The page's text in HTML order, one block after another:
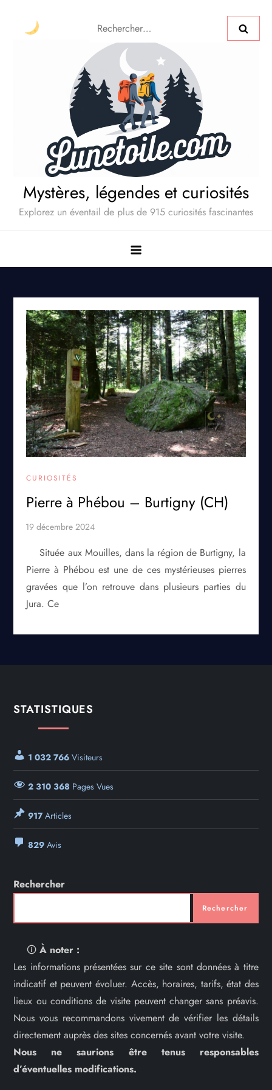
Mystères, légendes et curiosités
Explorez un éventail de plus de 915 curiosités fascinantes
CURIOSITÉS
Pierre à Phébou – Burtigny (CH)
Située aux Mouilles, dans la région de Burtigny, la
Pierre à Phébou est une de ces mystérieuses pierres
gravées que l’on retrouve dans plusieurs parties du
Jura. Ce
STATISTIQUES
1 032 766 Visiteurs
2 310 368 Pages Vues
917Articles
829 Avis
Rechercher
Rechercher
🛈À noter :
Les informations présentées sur ce site sont données à titre
indicatif et peuvent évoluer. Accès, horaires, tarifs, état des
lieux ou conditions de visite peuvent changer sans préavis.
Nous vous recommandons vivement de vérifier les détails
directement auprès des sites concernés avant votre visite.
Nous ne saurions être tenus responsables
d’éventuelles modifications.